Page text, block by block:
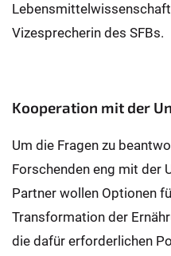
Vizesprecherin des SFBs.
Kooperation mit der
Um die Fragen zu
Forschenden eng mit der
Partner wollen Optionen
Transformation der
die dafür erforderlichen